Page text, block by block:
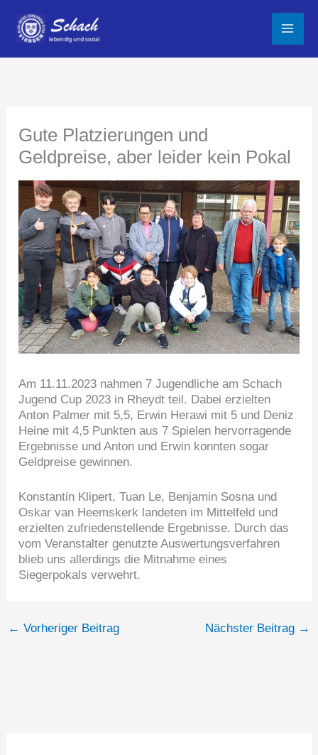
Inhalt
springen
Gute Platzierungen und
Geldpreise, aber leider kein Pokal
Am 11.11.2023 nahmen 7 Jugendliche am Schach
Jugend Cup 2023 in Rheydt teil. Dabei erzielten
Anton Palmer mit 5,5, Erwin Herawi mit 5 und Deniz
Heine mit 4,5 Punkten aus 7 Spielen hervorragende
Ergebnisse und Anton und Erwin konnten sogar
Geldpreise gewinnen.
Konstantin Klipert, Tuan Le, Benjamin Sosna und
Oskar van Heemskerk landeten im Mittelfeld und
erzielten zufriedenstellende Ergebnisse. Durch das
vom Veranstalter genutzte Auswertungsverfahren
blieb uns allerdings die Mitnahme eines
Siegerpokals verwehrt.
← Vorheriger Beitrag Nächster Beitrag →